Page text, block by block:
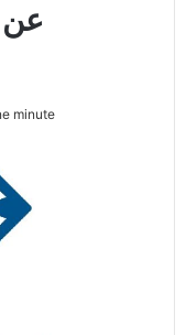
عن
minute